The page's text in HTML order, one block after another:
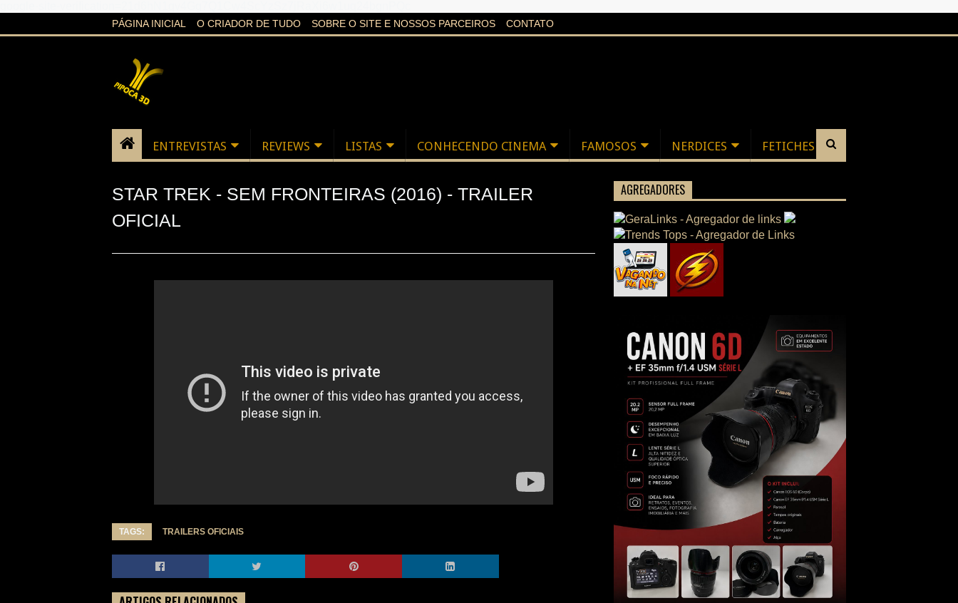
PÁGINA INICIAL O CRIADOR DE TUDO SOBRE O SITE E NOSSOS PARCEIROS CONTATO
ENTREVISTAS REVIEWS LISTAS CONHECENDO CINEMA FAMOSOS NERDICES FETICHES
STAR TREK - SEM FRONTEIRAS (2016) - TRAILER
OFICIAL
TAGS: TRAILERS OFICIAIS
AGREGADORES